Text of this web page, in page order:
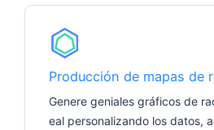
Producción de mapas de
Genere geniales gráficos de
eal personalizando los datos,